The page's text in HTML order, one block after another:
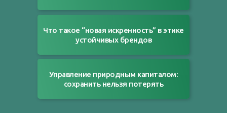
Что такое “новая искренность” в этике
устойчивых брендов
Управление природным капиталом:
сохранить нельзя потерять